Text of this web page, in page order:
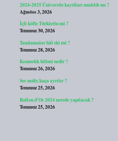
2024-2025 Üniversite kayıtları uzatıldı mı ?
Ağustos 3, 2026
İçli köfte Türklerin mi ?
Temmuz 30, 2026
Tamlamalar hâl eki mi ?
Temmuz 28, 2026
Kozmetik bilimi nedir ?
Temmuz 26, 2026
Ses nedir, kaça ayrılır ?
Temmuz 25, 2026
Ballon d’Or 2024 nerede yapılacak ?
Temmuz 25, 2026